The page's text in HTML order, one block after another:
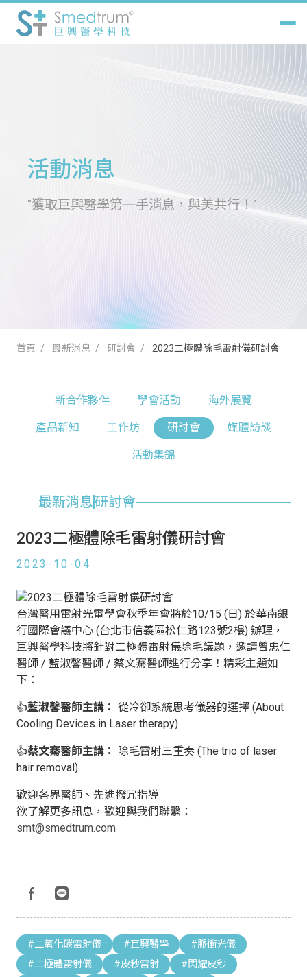
EN
活動消息
"獲取巨興醫學第一手消息，與美共行！"
首頁 最新消息 研討會 2023二極體除毛雷射儀研討會
新合作夥伴 學會活動 海外展覽
產品新知 工作坊 研討會 媒體訪談
活動集錦
最新消息研討會
2023二極體除毛雷射儀研討會
2023-10-04
台灣醫用雷射光電學會秋季年會將於10/15 (日) 於華南銀
行國際會議中心 (台北市信義區松仁路123號2樓) 辦理，
巨興醫學科技將針對二極體雷射儀除毛議題，邀請曾忠仁
醫師 / 藍淑馨醫師 / 蔡文騫醫師進行分享！精彩主題如
下：
👍藍淑馨醫師主講： 從冷卻系統思考儀器的選擇 (About
Cooling Devices in Laser therapy)
👍蔡文騫醫師主講：
除毛雷射三重奏 (The trio of laser
hair removal)
歡迎各界醫師、先進撥冗指導
欲了解更多訊息，歡迎與我們聯繫：
smt@smedtrum.com
#二氧化碳雷射儀 #巨興醫學
#脈衝光儀
#二極體雷射儀
#皮秒雷射
#閃耀皮秒